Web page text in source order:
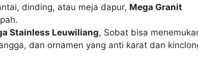
dinding, atau meja dapur, Mega Granit
Stainless Leuwiliang, Sobat bisa
dan ornamen yang anti karat dan